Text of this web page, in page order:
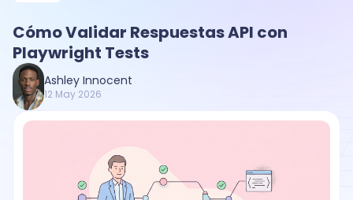
Cómo Validar Respuestas API con
Playwright Tests
Ashley Innocent
12 May 2026